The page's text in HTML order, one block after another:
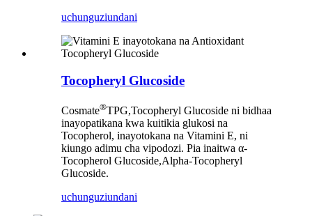
uchunguziundani
Tocopheryl Glucoside
Cosmate®TPG,Tocopheryl Glucoside ni bidhaa
inayopatikana kwa kuitikia glukosi na
Tocopherol, inayotokana na Vitamini E, ni
kiungo adimu cha vipodozi. Pia inaitwa α-
Tocopherol Glucoside,Alpha-Tocopheryl
Glucoside.
uchunguziundani